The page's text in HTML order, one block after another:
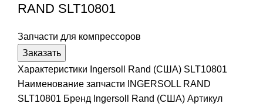
RAND SLT10801
Запчасти для компрессоров
Заказать
Характеристики Ingersoll Rand (США) SLT10801
Наименование запчасти INGERSOLL RAND
SLT10801 Бренд Ingersoll Rand (США) Артикул